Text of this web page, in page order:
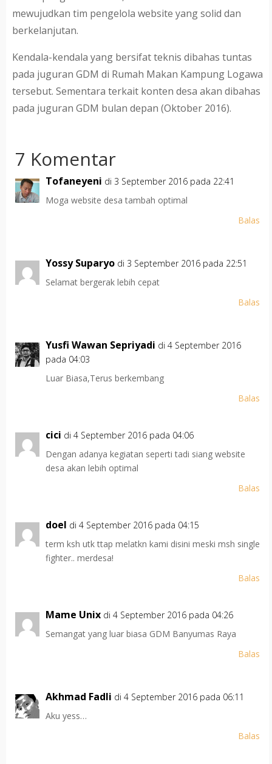
mewujudkan tim pengelola website yang solid dan
berkelanjutan.
Kendala-kendala yang bersifat teknis dibahas tuntas
pada juguran GDM di Rumah Makan Kampung Logawa
tersebut. Sementara terkait konten desa akan dibahas
pada juguran GDM bulan depan (Oktober 2016).
7 Komentar
Tofaneyeni di 3 September 2016 pada 22:41
Moga website desa tambah optimal
Balas
Yossy Suparyo di 3 September 2016 pada 22:51
Selamat bergerak lebih cepat
Balas
Yusfi Wawan Sepriyadi di 4 September 2016
pada 04:03
Luar Biasa,Terus berkembang
Balas
cici di 4 September 2016 pada 04:06
Dengan adanya kegiatan seperti tadi siang website
desa akan lebih optimal
Balas
doel di 4 September 2016 pada 04:15
term ksh utk ttap melatkn kami disini meski msh single
fighter.. merdesa!
Balas
Mame Unix di 4 September 2016 pada 04:26
Semangat yang luar biasa GDM Banyumas Raya
Balas
Akhmad Fadli di 4 September 2016 pada 06:11
Aku yess…
Balas